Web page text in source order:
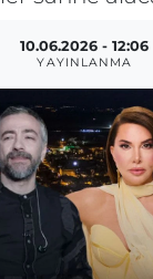
10.06.2026 - 12:06
YAYINLANMA